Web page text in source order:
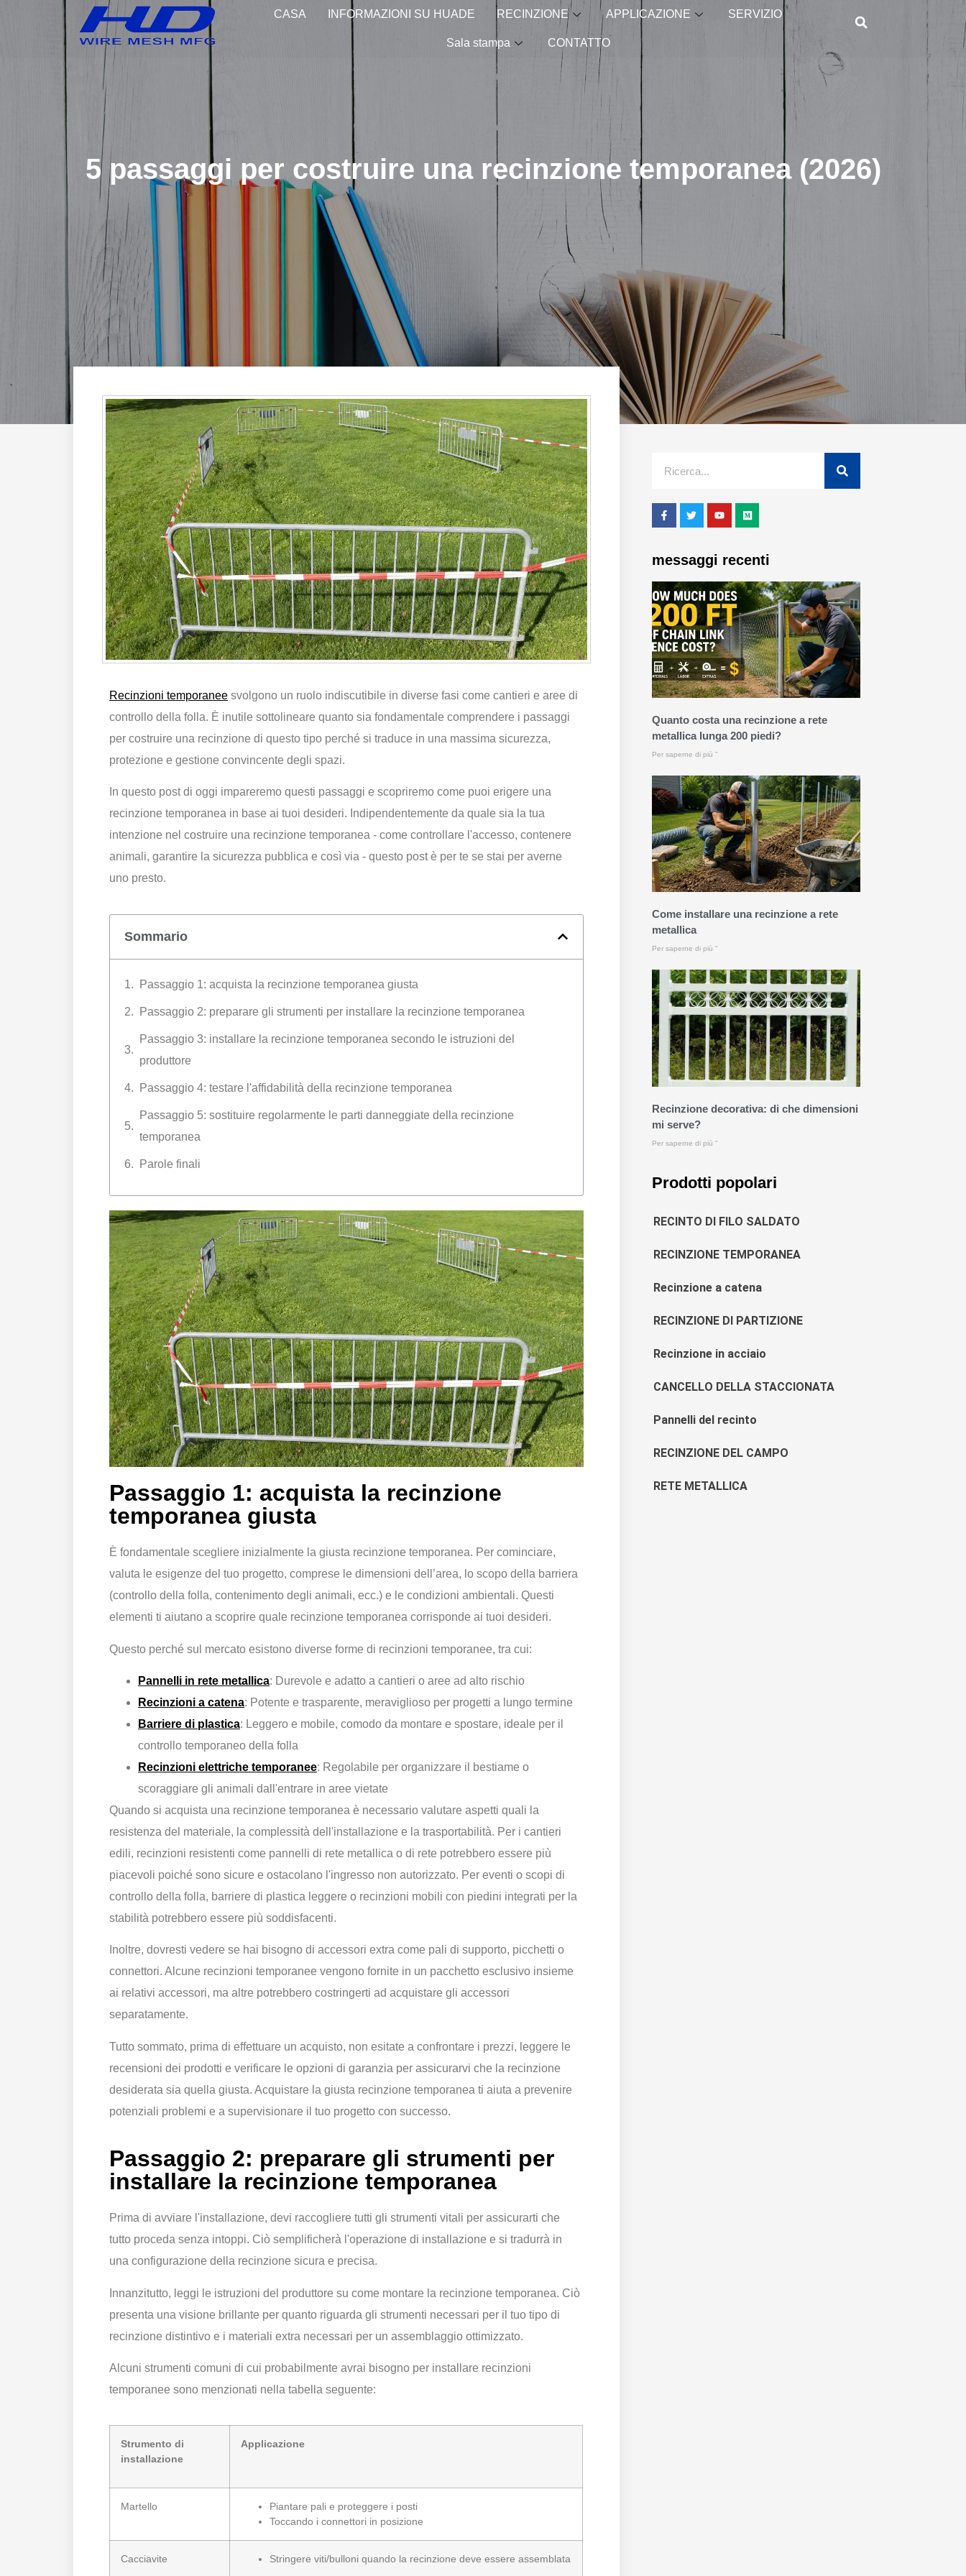
CASA INFORMAZIONI SU HUADE RECINZIONE APPLICAZIONE SERVIZIO
Sala stampa CONTATTO
5 passaggi per costruire una recinzione temporanea (2026)
Recinzioni temporanee svolgono un ruolo indiscutibile in diverse fasi come cantieri e aree di
controllo della folla. È inutile sottolineare quanto sia fondamentale comprendere i passaggi
per costruire una recinzione di questo tipo perché si traduce in una massima sicurezza,
protezione e gestione convincente degli spazi.
In questo post di oggi impareremo questi passaggi e scopriremo come puoi erigere una
recinzione temporanea in base ai tuoi desideri. Indipendentemente da quale sia la tua
intenzione nel costruire una recinzione temporanea - come controllare l'accesso, contenere
animali, garantire la sicurezza pubblica e così via - questo post è per te se stai per averne
uno presto.
Sommario
Passaggio 1: acquista la recinzione temporanea giusta
Passaggio 2: preparare gli strumenti per installare la recinzione temporanea
Passaggio 3: installare la recinzione temporanea secondo le istruzioni del
produttore
Passaggio 4: testare l'affidabilità della recinzione temporanea
Passaggio 5: sostituire regolarmente le parti danneggiate della recinzione
temporanea
Parole finali
Passaggio 1: acquista la recinzione
temporanea giusta
È fondamentale scegliere inizialmente la giusta recinzione temporanea. Per cominciare,
valuta le esigenze del tuo progetto, comprese le dimensioni dell’area, lo scopo della barriera
(controllo della folla, contenimento degli animali, ecc.) e le condizioni ambientali. Questi
elementi ti aiutano a scoprire quale recinzione temporanea corrisponde ai tuoi desideri.
Questo perché sul mercato esistono diverse forme di recinzioni temporanee, tra cui:
Pannelli in rete metallica: Durevole e adatto a cantieri o aree ad alto rischio
Recinzioni a catena: Potente e trasparente, meraviglioso per progetti a lungo termine
Barriere di plastica: Leggero e mobile, comodo da montare e spostare, ideale per il
controllo temporaneo della folla
Recinzioni elettriche temporanee: Regolabile per organizzare il bestiame o
scoraggiare gli animali dall'entrare in aree vietate
Quando si acquista una recinzione temporanea è necessario valutare aspetti quali la
resistenza del materiale, la complessità dell'installazione e la trasportabilità. Per i cantieri
edili, recinzioni resistenti come pannelli di rete metallica o di rete potrebbero essere più
piacevoli poiché sono sicure e ostacolano l'ingresso non autorizzato. Per eventi o scopi di
controllo della folla, barriere di plastica leggere o recinzioni mobili con piedini integrati per la
stabilità potrebbero essere più soddisfacenti.
Inoltre, dovresti vedere se hai bisogno di accessori extra come pali di supporto, picchetti o
connettori. Alcune recinzioni temporanee vengono fornite in un pacchetto esclusivo insieme
ai relativi accessori, ma altre potrebbero costringerti ad acquistare gli accessori
separatamente.
Tutto sommato, prima di effettuare un acquisto, non esitate a confrontare i prezzi, leggere le
recensioni dei prodotti e verificare le opzioni di garanzia per assicurarvi che la recinzione
desiderata sia quella giusta. Acquistare la giusta recinzione temporanea ti aiuta a prevenire
potenziali problemi e a supervisionare il tuo progetto con successo.
Passaggio 2: preparare gli strumenti per
installare la recinzione temporanea
Prima di avviare l'installazione, devi raccogliere tutti gli strumenti vitali per assicurarti che
tutto proceda senza intoppi. Ciò semplificherà l'operazione di installazione e si tradurrà in
una configurazione della recinzione sicura e precisa.
Innanzitutto, leggi le istruzioni del produttore su come montare la recinzione temporanea. Ciò
presenta una visione brillante per quanto riguarda gli strumenti necessari per il tuo tipo di
recinzione distintivo e i materiali extra necessari per un assemblaggio ottimizzato.
Alcuni strumenti comuni di cui probabilmente avrai bisogno per installare recinzioni
temporanee sono menzionati nella tabella seguente:
Strumento di
installazione
Applicazione
Martello
Piantare pali e proteggere i posti
Toccando i connettori in posizione
Cacciavite Stringere viti/bulloni quando la recinzione deve essere assemblata
messaggi recenti
Quanto costa una recinzione a rete
metallica lunga 200 piedi?
Per saperne di più "
Come installare una recinzione a rete
metallica
Per saperne di più "
Recinzione decorativa: di che dimensioni
mi serve?
Per saperne di più "
Prodotti popolari
RECINTO DI FILO SALDATO
RECINZIONE TEMPORANEA
Recinzione a catena
RECINZIONE DI PARTIZIONE
Recinzione in acciaio
CANCELLO DELLA STACCIONATA
Pannelli del recinto
RECINZIONE DEL CAMPO
RETE METALLICA